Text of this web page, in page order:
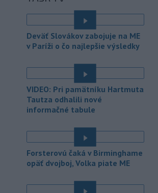
zahraničných vecí Hakan Fidan v
sobotu uviedol, že očakáva, že Egypt
sa pripojí k dohode o spoločnej
obrane s regionálnymi partnermi,
zmietaný vojnou na Blízkom východe.
21:43 - Okresný úrad (OÚ) Malacky
vyhlásil v súvislosti s požiarom
veľkého rozsahu vo Vojenskom
situáciu. Jej vyhlásenie umožní v
dotknutej lokalite efektívnejšiu
koordináciu nasadených síl a
prostriedkov.
21:38 - Drastické suchá a horúčavy
Deväť Slovákov zabojuje na ME
v Paríži o čo najlepšie výsledky
VIDEO: Pri pamätníku Hartmuta
Tautza odhalili nové
informačné tabule
Forsterovú čaká v Birminghame
opäť dvojboj, Volka piate ME